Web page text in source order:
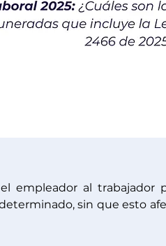
empleador al trabajador
sin que esto